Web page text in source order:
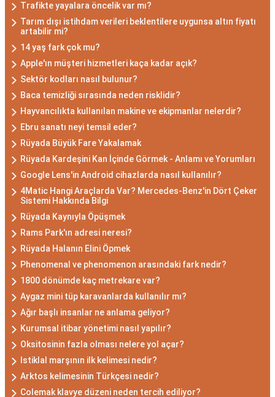
Trafikte yayalara öncelik var mı?
Tarım dışı istihdam verileri beklentilere uygunsa altın fiyatı
artabilir mi?
14 yaş fark çok mu?
Apple'ın müşteri hizmetleri kaça kadar açık?
Sektör kodları nasıl bulunur?
Baca temizliği sırasında neden risklidir?
Hayvancılıkta kullanılan makine ve ekipmanlar nelerdir?
Ebru sanatı neyi temsil eder?
Rüyada Büyük Fare Yakalamak
Rüyada Kardeşini Kan İçinde Görmek - Anlamı ve Yorumları
Google Lens'in Android cihazlarda nasıl kullanılır?
4Matic Hangi Araçlarda Var? Mercedes-Benz'in Dört Çeker
Sistemi Hakkında Bilgi
Rüyada Kaynıyla Öpüşmek
Rams Park'ın adresi neresi?
Rüyada Halanın Elini Öpmek
Phenomenal ve phenomenon arasındaki fark nedir?
1800 dönümde kaç metrekare var?
Aygaz mini tüp karavanlarda kullanılır mı?
Ağır başlı insanlar ne anlama geliyor?
Kurumsal itibar yönetimi nasıl yapılır?
Oksitosinin fazla olması nelere yol açar?
Istiklal marşının ilk kelimesi nedir?
Arktos kelimesinin Türkçesi nedir?
Colemak klavye düzeni neden tercih ediliyor?